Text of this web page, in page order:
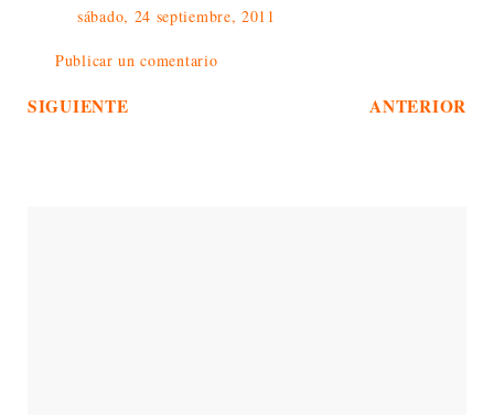
sábado, 24 septiembre, 2011
Publicar un comentario
SIGUIENTE ANTERIOR